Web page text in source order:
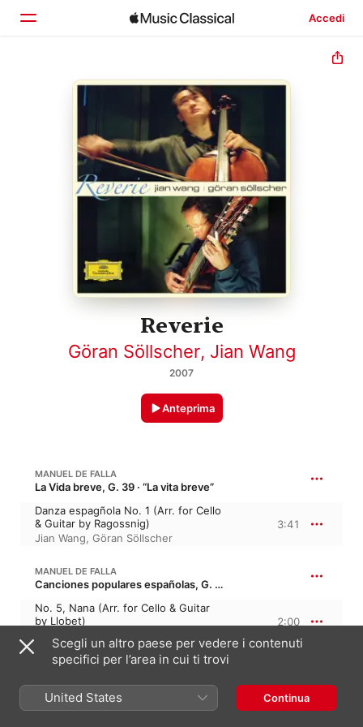
Accedi
Home
Cerca
Reverie
Göran Söllscher, Jian Wang
2007
Anteprima
MANUEL DE FALLA
La Vida breve, G. 39 · “La vita breve”
Danza espagñola No. 1 (Arr. for Cello
& Guitar by Ragossnig)
Jian Wang, Göran Söllscher
3:41
MANUEL DE FALLA
Canciones populares españolas, G. 40 · “Canzoni popolari spagnole”
No. 5, Nana (Arr. for Cello & Guitar
by Llobet)
2:00
Busk ye, busk ye, my bonny bride
Scegli un altro paese per vedere i contenuti
specifici per l’area in cui ti trovi
United States Continua